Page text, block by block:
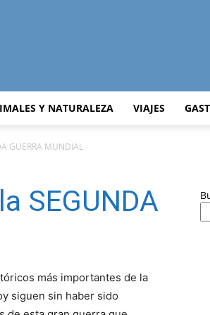
Curiosidades
del
Y NATURALEZA VIAJES
GUERRA MUNDIAL
SEGUNDA
más importantes de la
siguen sin haber sido